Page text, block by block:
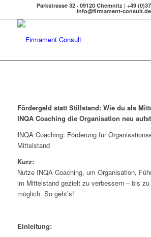
Parkstrasse 32 · 09120 Chemnitz | +49
info@firmament-consult.de
Fördergeld statt Stillstand: Wie du als
INQA Coaching die Organisation neu
INQA Coaching: Förderung für
Mittelstand
Kurz:
Nutze INQA Coaching, um Organisation,
im Mittelstand gezielt zu verbessern – bis zu
möglich. So geht’s!
Einleitung: